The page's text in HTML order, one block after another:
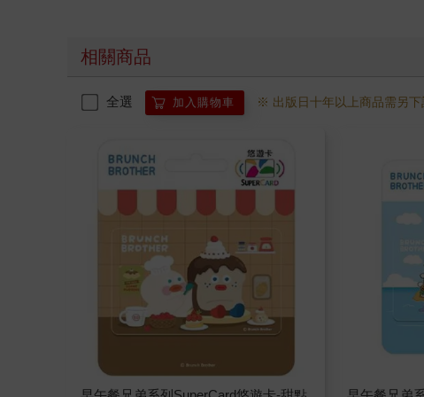
相關商品
全選 加入購物車 ※ 出版日十年以上商品需另下